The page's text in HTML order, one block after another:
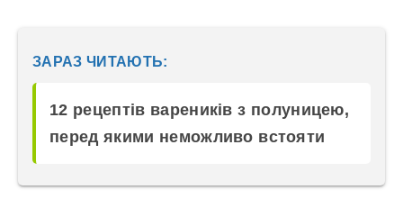
ЗАРАЗ ЧИТАЮТЬ:
12 рецептів вареників з полуницею,
перед якими неможливо встояти